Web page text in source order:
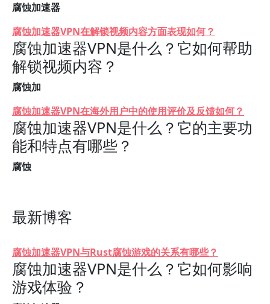
腐蚀加速器
腐蚀加速器VPN在解锁视频内容方面表现如何？
腐蚀加速器VPN是什么？它如何帮助
解锁视频内容？
腐蚀加
腐蚀加速器VPN在海外用户中的使用评价及反馈如何？
腐蚀加速器VPN是什么？它的主要功
能和特点有哪些？
腐蚀
最新博客
腐蚀加速器VPN与Rust腐蚀游戏的关系有哪些？
腐蚀加速器VPN是什么？它如何影响
游戏体验？